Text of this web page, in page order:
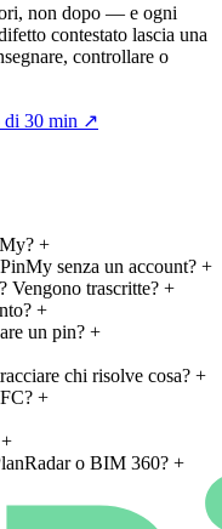
non dopo — e ogni
contestato lascia una
controllare o
di 30 min ↗
+
senza un account? +
Vengono trascritte? +
+
un pin? +
chi risolve cosa? +
+
+
o BIM 360? +